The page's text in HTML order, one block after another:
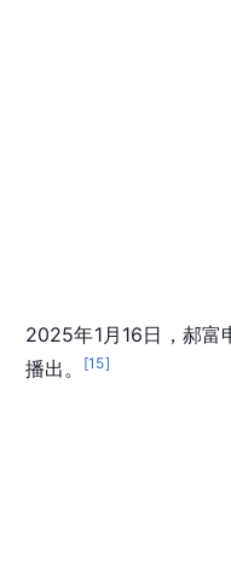
2025年1月16日，郝富
播出。
[15]